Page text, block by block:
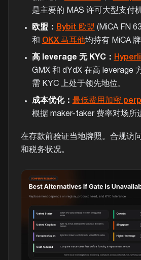
是主要的 MAS 许可大型支付
欧盟： Bybit 欧盟 (MiCA FN
和 OKX 马耳他均持有 MiCA
高 leverage 无 KYC：
GMX 和 dYdX 在高 leverage
需 KYC 上处于领先地位。
成本优化： 最低费用加密
根据 maker-taker 费率对场所
在存款前验证当地牌照。合规访
和税务状况。